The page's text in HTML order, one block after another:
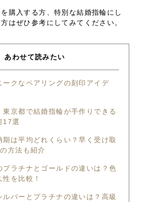
購入する方、特別な結婚指輪にし
はぜひ参考にしてみてください。
あわせて読みたい
ークなペアリングの刻印アイデ
東京都で結婚指輪が手作りできる
17選
期は平均どれくらい？早く受け取
方法も紹介
プラチナとゴールドの違いは？色
を比較！
ルバーとプラチナの違いは？高級